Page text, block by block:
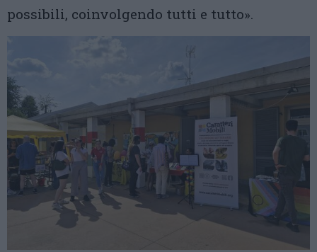
possibili, coinvolgendo tutti e tutto».